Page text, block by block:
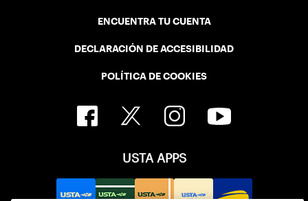
ENCUENTRA TU CUENTA
DECLARACIÓN DE ACCESIBILIDAD
POLÍTICA DE COOKIES
USTA APPS